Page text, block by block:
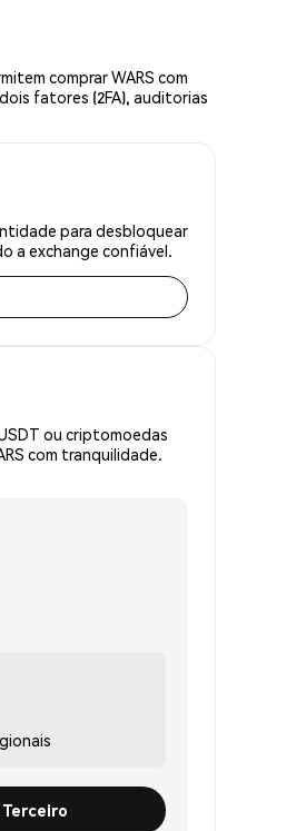
comprar WARS com
fatores (2FA), auditorias
para desbloquear
a exchange confiável.
ou criptomoedas
com tranquilidade.
Terceiro